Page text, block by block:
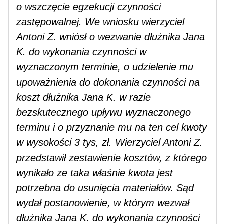
o wszczęcie egzekucji czynności
zastępowalnej. We wniosku wierzyciel
Antoni Z. wniósł o wezwanie dłużnika Jana
K. do wykonania czynności w
wyznaczonym terminie, o udzielenie mu
upoważnienia do dokonania czynności na
koszt dłużnika Jana K. w razie
bezskutecznego upływu wyznaczonego
terminu i o przyznanie mu na ten cel kwoty
w wysokości 3 tys, zł. Wierzyciel Antoni Z.
przedstawił zestawienie kosztów, z którego
wynikało ze taka właśnie kwota jest
potrzebna do usunięcia materiałów. Sąd
wydał postanowienie, w którym wezwał
dłużnika Jana K. do wykonania czynności